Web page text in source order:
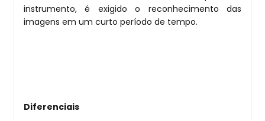
instrumento, é exigido o reconhecimento das
imagens em um curto período de tempo.
Diferenciais